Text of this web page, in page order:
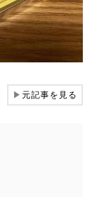
▶元記事を見る